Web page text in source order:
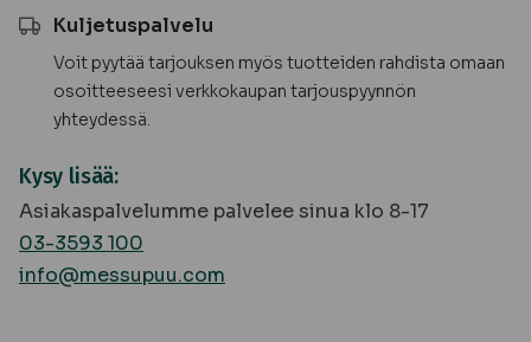
Kuljetuspalvelu
Voit pyytää tarjouksen myös tuotteiden rahdista omaan
osoitteeseesi verkkokaupan tarjouspyynnön
yhteydessä.
Kysy lisää:
Asiakaspalvelumme palvelee sinua klo 8-17
03-3593 100
info@messupuu.com